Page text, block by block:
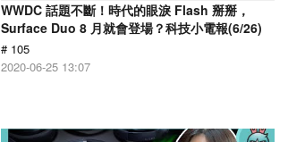
WWDC 話題不斷！時代的眼淚 Flash 掰掰，
Surface Duo 8 月就會登場？科技小電報(6/26)
# 105
2020-06-25 13:07